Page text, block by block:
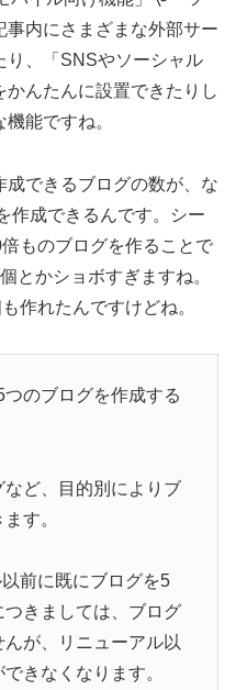
内にさまざまな外部サー
り、「SNSやソーシャル
んたんに設置できたりし
能ですね。
できるブログの数が、な
作成できるんです。シー
ものブログを作ることで
とかショボすぎますね。
作れたんですけどね。
のブログを作成する
ど、目的別によりブ
す。
前に既にブログを5
きましては、ブログ
が、リニューアル以
きなくなります。